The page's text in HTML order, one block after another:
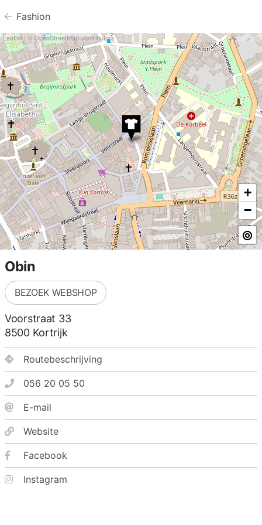
Fashion
+
−
Leaflet| ©OpenStreetMapcontributors
Obin
BEZOEK WEBSHOP
Voorstraat 33
8500 Kortrijk
Routebeschrijving
056 20 05 50
E-mail
Website
Facebook
Instagram